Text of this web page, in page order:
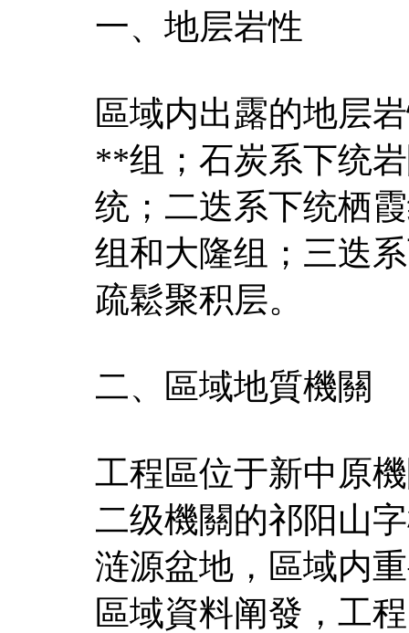
一、地层岩性
區域内出露的地层
**组；石炭系下统
统；二迭系下统栖
组和大隆组；三迭
疏鬆聚积层。
二、區域地質機關
工程區位于新中原
二级機關的祁阳山
涟源盆地，區域内
區域資料阐發，工